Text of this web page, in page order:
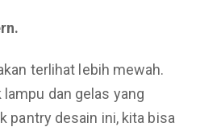
terlihat lebih mewah.
dan gelas yang
pantry desain ini, kita bisa